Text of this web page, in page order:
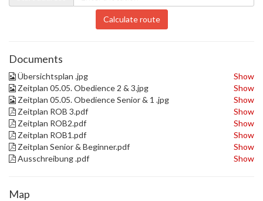
Calculate route
Documents
Übersichtsplan .jpg
Show
Zeitplan 05.05. Obedience 2 & 3.jpg
Show
Zeitplan 05.05. Obedience Senior & 1 .jpg
Show
Zeitplan ROB 3.pdf
Show
Zeitplan ROB2.pdf
Show
Zeitplan ROB1.pdf
Show
Zeitplan Senior & Beginner.pdf
Show
Ausschreibung .pdf
Show
Map